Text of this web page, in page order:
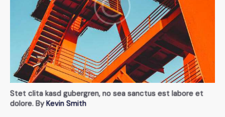
Stet clita kasd gubergren, no sea sanctus est labore et
dolore. ByKevin Smith